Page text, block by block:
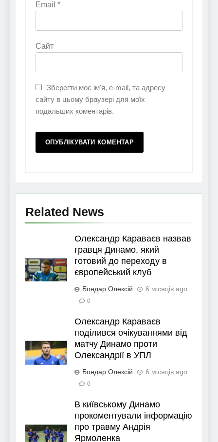
Email *
Сайт
Зберегти моє ім'я, e-mail, та адресу
сайту в цьому браузері для моїх
подальших коментарів.
Related News
Олександр Караваєв назвав
гравця Динамо, який
готовий до переходу в
європейський клуб
Бондар Олексій 6 місяців ago
0
Олександр Караваєв
поділився очікуваннями від
матчу Динамо проти
Олександрії в УПЛ
Бондар Олексій 6 місяців ago
0
В київському Динамо
прокоментували інформацію
про травму Андрія
Ярмоленка